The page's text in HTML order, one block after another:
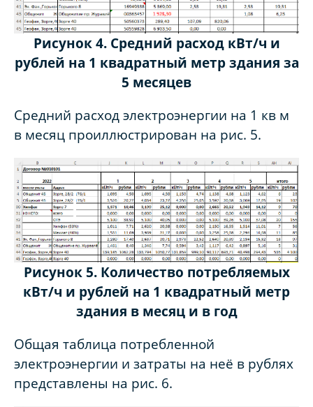
Рисунок 4. Средний расход кВт/ч и
рублей на 1 квадратный метр здания за
5 месяцев
Средний расход электроэнергии на 1 кв м
в месяц проиллюстрирован на рис. 5.
Рисунок 5. Количество потребляемых
кВт/ч и рублей на 1 квадратный метр
здания в месяц и в год
Общая таблица потребленной
электроэнергии и затраты на неё в рублях
представлены на рис. 6.